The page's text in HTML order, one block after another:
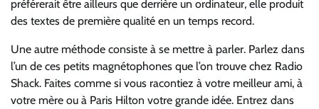
préférerait être ailleurs que derrière un ordinateur, elle produit
des textes de première qualité en un temps record.
Une autre méthode consiste à se mettre à parler. Parlez dans
l’un de ces petits magnétophones que l’on trouve chez Radio
Shack. Faites comme si vous racontiez à votre meilleur ami, à
votre mère ou à Paris Hilton votre grande idée. Entrez dans